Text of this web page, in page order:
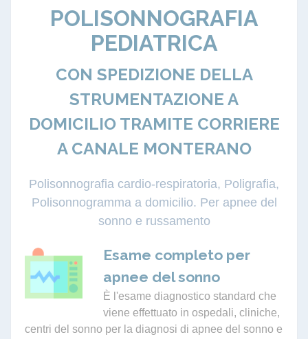
POLISONNOGRAFIA
PEDIATRICA
CON SPEDIZIONE DELLA
STRUMENTAZIONE A
DOMICILIO TRAMITE CORRIERE
A CANALE MONTERANO
Polisonnografia cardio-respiratoria, Poligrafia,
Polisonnogramma a domicilio. Per apnee del
sonno e russamento
Esame completo per
apnee del sonno
È l'esame diagnostico standard che
viene effettuato in ospedali, cliniche,
centri del sonno per la diagnosi di apnee del sonno e